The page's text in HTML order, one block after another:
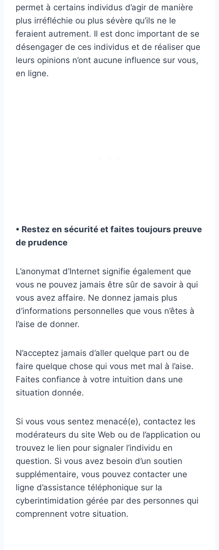
permet à certains individus d’agir de manière
plus irréfléchie ou plus sévère qu’ils ne le
feraient autrement. Il est donc important de se
désengager de ces individus et de réaliser que
leurs opinions n’ont aucune influence sur vous,
en ligne.
• Restez en sécurité et faites toujours preuve
de prudence
L’anonymat d’Internet signifie également que
vous ne pouvez jamais être sûr de savoir à qui
vous avez affaire. Ne donnez jamais plus
d’informations personnelles que vous n’êtes à
l’aise de donner.
N’acceptez jamais d’aller quelque part ou de
faire quelque chose qui vous met mal à l’aise.
Faites confiance à votre intuition dans une
situation donnée.
Si vous vous sentez menacé(e), contactez les
modérateurs du site Web ou de l’application ou
trouvez le lien pour signaler l’individu en
question. Si vous avez besoin d’un soutien
supplémentaire, vous pouvez contacter une
ligne d’assistance téléphonique sur la
cyberintimidation gérée par des personnes qui
comprennent votre situation.